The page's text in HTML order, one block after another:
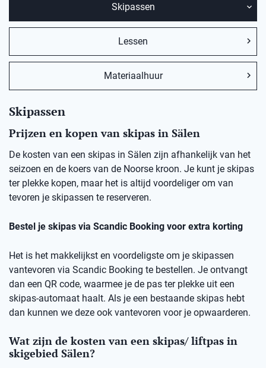
Skipassen
Lessen
Materiaalhuur
Skipassen
Prijzen en kopen van skipas in Sälen
De kosten van een skipas in Sälen zijn afhankelijk van het
seizoen en de koers van de Noorse kroon. Je kunt je skipas
ter plekke kopen, maar het is altijd voordeliger om van
tevoren je skipassen te reserveren.
Bestel je skipas via Scandic Booking voor extra korting
Het is het makkelijkst en voordeligste om je skipassen
vantevoren via Scandic Booking te bestellen. Je ontvangt
dan een QR code, waarmee je de pas ter plekke uit een
skipas-automaat haalt. Als je een bestaande skipas hebt
dan kunnen we deze ook vantevoren voor je opwaarderen.
Wat zijn de kosten van een skipas/ liftpas in
skigebied Sälen?